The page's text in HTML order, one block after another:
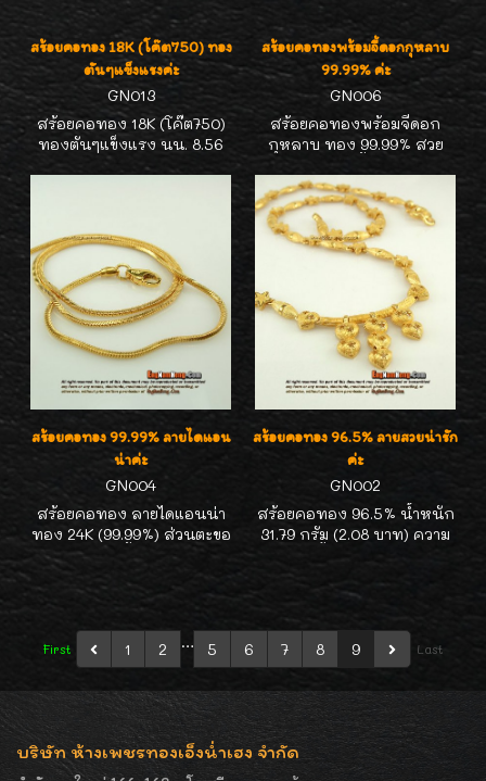
สร้อยคอทอง 18K (โค๊ต750) ทอง
ตันๆแข็งแรงค่ะ
GN013
สร้อยคอทอง 18K (โค๊ต750)
ทองตันๆแข็งแรง นน. 8.56
กรัม ความยาวจากปลายถึง
สร้อยคอทองพร้อมจี้ดอกกุหลาบ
99.99% ค่ะ
GN006
สร้อยคอทองพร้อมจี้ดอก
กุหลาบ ทอง 99.99% สวย
กรัม ความยาวรวมจี้ 17 นิ้ว ชิ้น
นี้สวยมากค่ะ
สร้อยคอทอง 99.99% ลายไดแอน
น่าค่ะ
GN004
สร้อยคอทอง ลายไดแอนน่า
ทอง 24K (99.99%) ส่วนตะขอ
ทอง 18K ค่ะ น้ำหนักรวม 11.8
กรัม (3 สลึงนิดๆ) ความยาว 16
สร้อยคอทอง 96.5% ลายสวยน่ารัก
ค่ะ
GN002
สร้อยคอทอง 96.5% น้ำหนัก
31.79 กรัม (2.08 บาท) ความ
ไม่แพง ถูกกว่าบนห้างค่ะ
First 1 2 … 5 6 7 8 9 Last
บริษัท ห้างเพชรทองเอ็งน่ำเฮง จำกัด